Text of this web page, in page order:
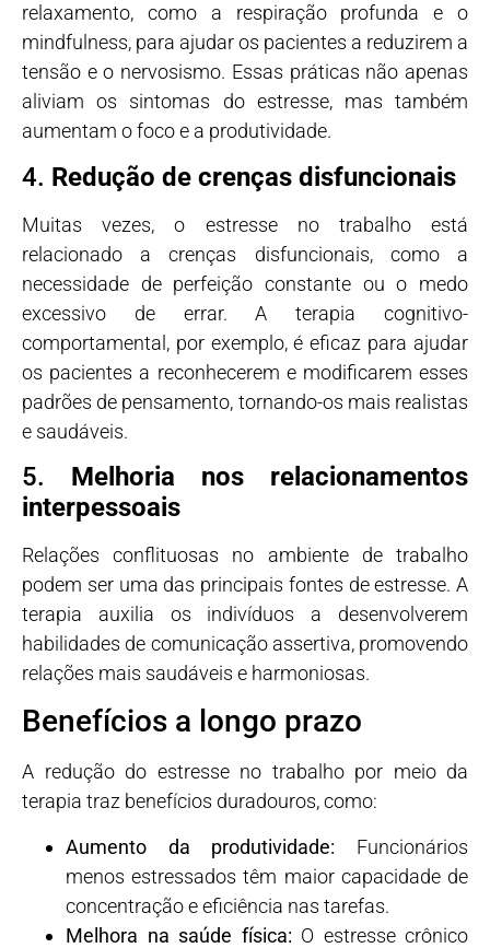
relaxamento, como a respiração profunda e o
mindfulness, para ajudar os pacientes a reduzirem a
tensão e o nervosismo. Essas práticas não apenas
aliviam os sintomas do estresse, mas também
aumentam o foco e a produtividade.
4. Redução de crenças disfuncionais
Muitas vezes, o estresse no trabalho está
relacionado a crenças disfuncionais, como a
necessidade de perfeição constante ou o medo
excessivo de errar. A terapia cognitivo-
comportamental, por exemplo, é eficaz para ajudar
os pacientes a reconhecerem e modificarem esses
padrões de pensamento, tornando-os mais realistas
e saudáveis.
5. Melhoria nos relacionamentos
interpessoais
Relações conflituosas no ambiente de trabalho
podem ser uma das principais fontes de estresse. A
terapia auxilia os indivíduos a desenvolverem
habilidades de comunicação assertiva, promovendo
relações mais saudáveis e harmoniosas.
Benefícios a longo prazo
A redução do estresse no trabalho por meio da
terapia traz benefícios duradouros, como:
Aumento da produtividade: Funcionários
menos estressados têm maior capacidade de
concentração e eficiência nas tarefas.
Melhora na saúde física: O estresse crônico